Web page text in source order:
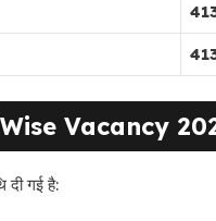
Vacancy
दी गई है: